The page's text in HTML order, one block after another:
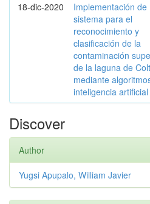
18-dic-2020
Implementación de
sistema para el
reconocimiento y
clasificación de la
contaminación
de la laguna de
mediante
inteligencia artificial
Discover
Author
Yugsi Apupalo, William Javier